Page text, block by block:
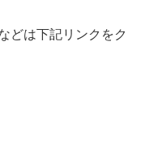
どは下記リンクをク